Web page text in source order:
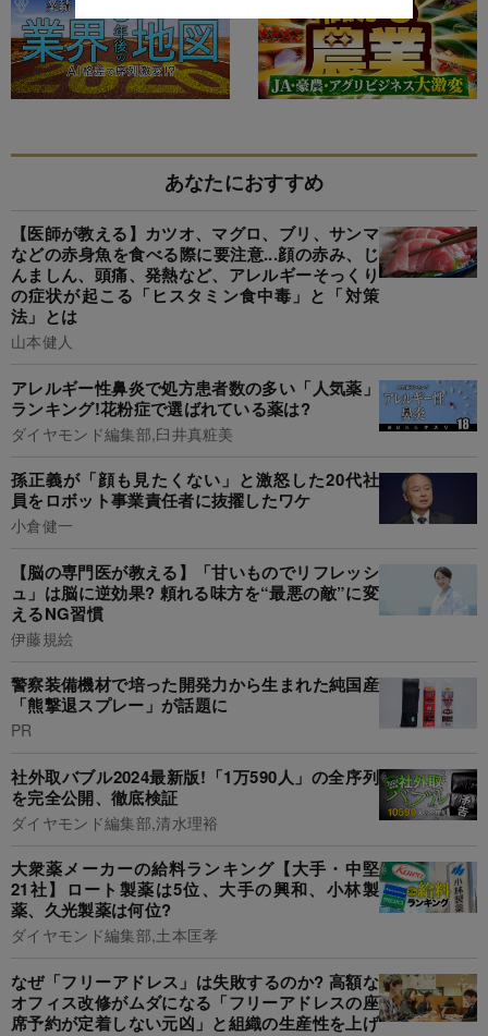
あなたにおすすめ
【医師が教える】カツオ、マグロ、ブリ、サンマ
などの赤身魚を食べる際に要注意...顔の赤み、じ
んましん、頭痛、発熱など、アレルギーそっくり
の症状が起こる「ヒスタミン食中毒」と「対策
法」とは
山本健人
アレルギー性鼻炎で処方患者数の多い「人気薬」
ランキング!花粉症で選ばれている薬は?
ダイヤモンド編集部,臼井真粧美
孫正義が「顔も見たくない」と激怒した20代社
員をロボット事業責任者に抜擢したワケ
小倉健一
【脳の専門医が教える】「甘いものでリフレッシ
ュ」は脳に逆効果? 頼れる味方を“最悪の敵”に変
えるNG習慣
伊藤規絵
警察装備機材で培った開発力から生まれた純国産
「熊撃退スプレー」が話題に
PR
社外取バブル2024最新版!「1万590人」の全序列
を完全公開、徹底検証
ダイヤモンド編集部,清水理裕
大衆薬メーカーの給料ランキング【大手・中堅
21社】ロート製薬は5位、大手の興和、小林製
薬、久光製薬は何位?
ダイヤモンド編集部,土本匡孝
なぜ「フリーアドレス」は失敗するのか? 高額な
オフィス改修がムダになる「フリーアドレスの座
席予約が定着しない元凶」と組織の生産性を上げ